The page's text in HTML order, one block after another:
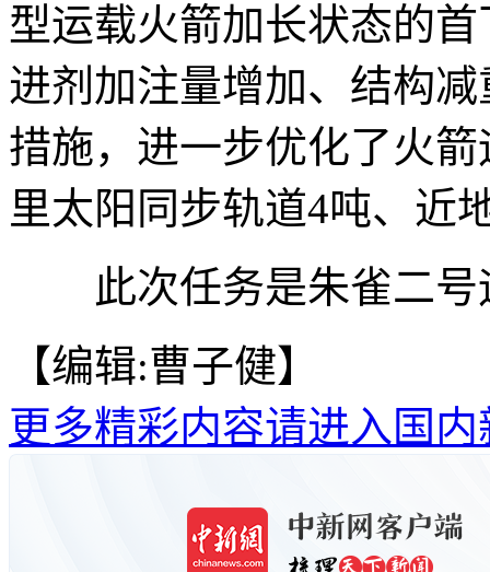
型运载火箭加长状态的
进剂加注量增加、结构
措施，进一步优化了火
里太阳同步轨道4吨、近
此次任务是朱雀二号
【编辑:曹子健】
更多精彩内容请进入国内